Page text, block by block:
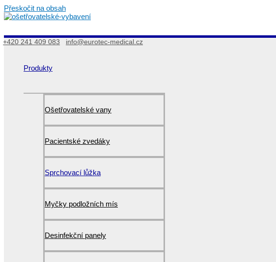
Přeskočit na obsah
+420 241 409 083 info@eurotec-medical.cz
Produkty
Ošetřovatelské vany
Pacientské zvedáky
Sprchovací lůžka
Myčky podložních mís
Desinfekční panely